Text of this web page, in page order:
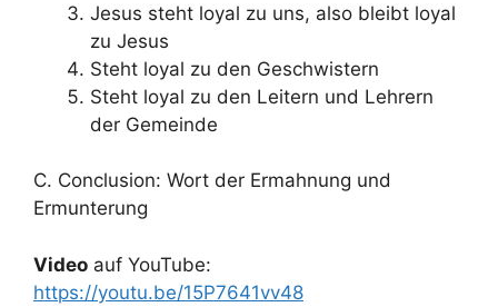
Jesus steht loyal zu uns, also bleibt loyal
zu Jesus
Steht loyal zu den Geschwistern
Steht loyal zu den Leitern und Lehrern
der Gemeinde
C. Conclusion: Wort der Ermahnung und
Ermunterung
Video auf YouTube:
https://youtu.be/15P7641vv48